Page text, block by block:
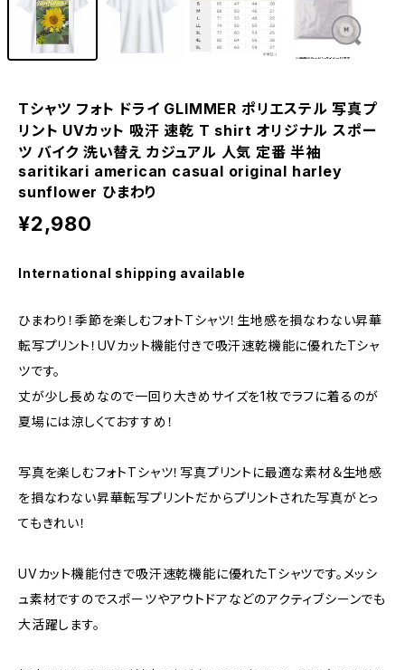
Tシャツ フォト ドライ GLIMMER ポリエステル 写真プ
リント UVカット 吸汗 速乾 T shirt オリジナル スポー
ツ バイク 洗い替え カジュアル 人気 定番 半袖
saritikari american casual original harley
sunflower ひまわり
¥2,980
International shipping available
ひまわり！季節を楽しむフォトTシャツ！生地感を損なわない昇華
転写プリント！UVカット機能付きで吸汗速乾機能に優れたTシャ
ツです。
丈が少し長めなので一回り大きめサイズを1枚でラフに着るのが
夏場には涼しくておすすめ！
写真を楽しむフォトTシャツ！写真プリントに最適な素材＆生地感
を損なわない昇華転写プリントだからプリントされた写真がとっ
てもきれい！
UVカット機能付きで吸汗速乾機能に優れたTシャツです。メッシ
ュ素材ですのでスポーツやアウトドアなどのアクティブシーンでも
大活躍します。